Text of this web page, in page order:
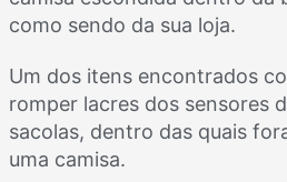
como sendo da sua loja.
Um dos itens encontrados
romper lacres dos sensores
sacolas, dentro das quais
uma camisa.